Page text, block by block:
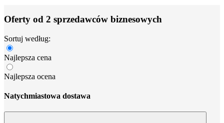
Oferty od 2 sprzedawców biznesowych
Sortuj według:
Najlepsza cena
Najlepsza ocena
Natychmiastowa dostawa